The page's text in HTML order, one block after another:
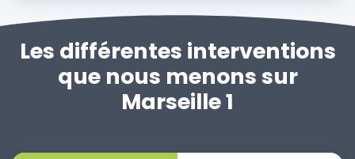
Les différentes interventions
que nous menons sur
Marseille 1